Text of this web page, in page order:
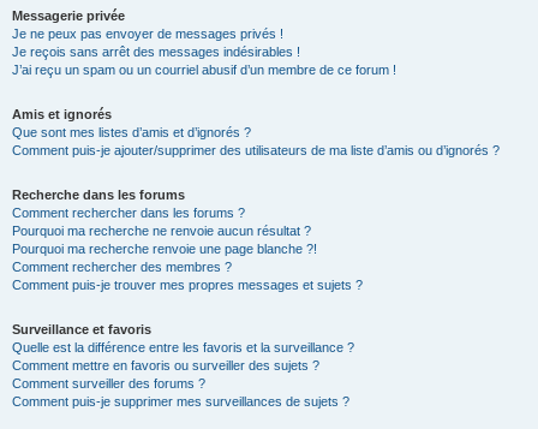
Messagerie privée
Je ne peux pas envoyer de messages privés !
Je reçois sans arrêt des messages indésirables !
J’ai reçu un spam ou un courriel abusif d’un membre de ce forum !
Amis et ignorés
Que sont mes listes d’amis et d’ignorés ?
Comment puis-je ajouter/supprimer des utilisateurs de ma liste d’amis ou d’ignorés ?
Recherche dans les forums
Comment rechercher dans les forums ?
Pourquoi ma recherche ne renvoie aucun résultat ?
Pourquoi ma recherche renvoie une page blanche ?!
Comment rechercher des membres ?
Comment puis-je trouver mes propres messages et sujets ?
Surveillance et favoris
Quelle est la différence entre les favoris et la surveillance ?
Comment mettre en favoris ou surveiller des sujets ?
Comment surveiller des forums ?
Comment puis-je supprimer mes surveillances de sujets ?